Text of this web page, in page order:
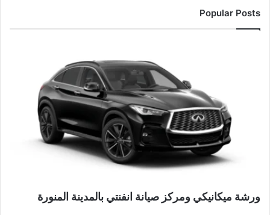
Popular Posts
ورشة ميكانيكي ومركز صيانة انفنتي بالمدينة المنورة